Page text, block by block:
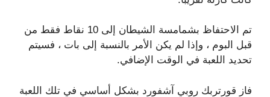
تم الاحتفاظ بشمامسة الشيطان إلى 10 نقاط فقط من
قبل البوم ، وإذا لم يكن الأمر بالنسبة إلى بات ، فسيتم
تحديد اللعبة في الوقت الإضافي.
فاز قورتربك روبي آشفورد بشكل أساسي في تلك اللعبة